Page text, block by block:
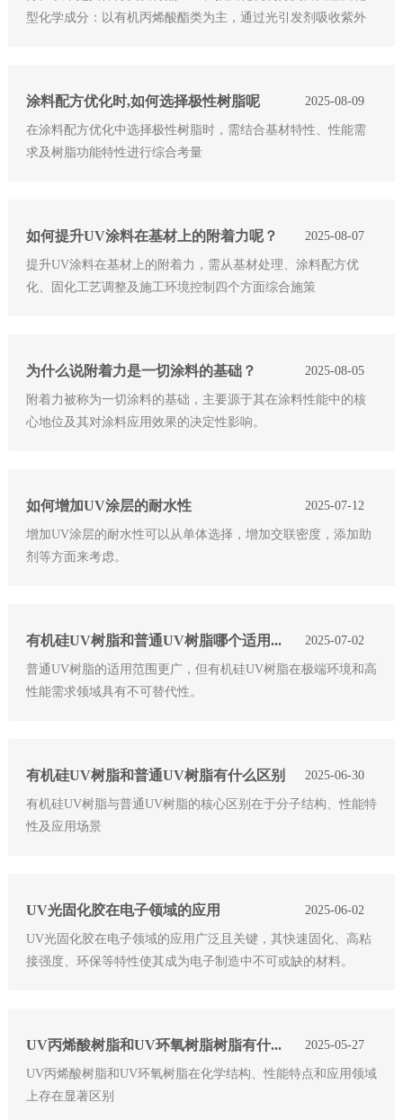
型化学成分：以有机丙烯酸酯类为主，通过光引发剂吸收紫外
涂料配方优化时,如何选择极性树脂呢 2025-08-09
在涂料配方优化中选择极性树脂时，需结合基材特性、性能需
求及树脂功能特性进行综合考量
如何提升UV涂料在基材上的附着力呢？ 2025-08-07
提升UV涂料在基材上的附着力，需从基材处理、涂料配方优
化、固化工艺调整及施工环境控制四个方面综合施策
为什么说附着力是一切涂料的基础？ 2025-08-05
附着力被称为一切涂料的基础，主要源于其在涂料性能中的核
心地位及其对涂料应用效果的决定性影响。
如何增加UV涂层的耐水性 2025-07-12
增加UV涂层的耐水性可以从单体选择，增加交联密度，添加助
剂等方面来考虑。
有机硅UV树脂和普通UV树脂哪个适用范围更广 2025-07-02
普通UV树脂的适用范围更广，但有机硅UV树脂在极端环境和高
性能需求领域具有不可替代性。
有机硅UV树脂和普通UV树脂有什么区别 2025-06-30
有机硅UV树脂与普通UV树脂的核心区别在于分子结构、性能特
性及应用场景
UV光固化胶在电子领域的应用 2025-06-02
UV光固化胶在电子领域的应用广泛且关键，其快速固化、高粘
接强度、环保等特性使其成为电子制造中不可或缺的材料。
UV丙烯酸树脂和UV环氧树脂树脂有什么区别？ 2025-05-27
UV丙烯酸树脂和UV环氧树脂在化学结构、性能特点和应用领域
上存在显著区别